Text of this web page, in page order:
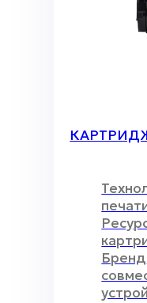
Бренд